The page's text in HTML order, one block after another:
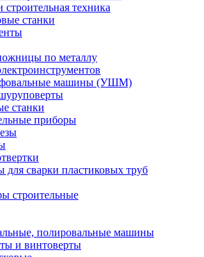
техника
станки
по металлу
машины (УШМ)
станки
приборы
для сварки пластиковых труб
строительные
полировальные машины
и винтоверты